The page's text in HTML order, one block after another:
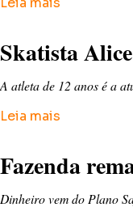
Skatista
A atleta de 12 anos é a
Leia mais
Fazenda
Dinheiro vem do Plano